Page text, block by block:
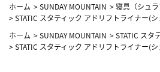
ホーム >SUNDAY MOUNTAIN >寝具（シュラ
>STATIC スタティック アドリフトライナー(
ホーム >SUNDAY MOUNTAIN >STATIC スタ
>STATIC スタティック アドリフトライナー(